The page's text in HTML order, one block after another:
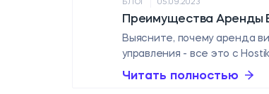
БЛОГ 05.09.2023
Преимущества Аренды
Выясните, почему аренда
управления - все это с
Читать полностью